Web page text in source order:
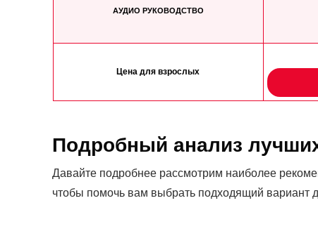
АУДИО РУКОВОДСТВО
Цена для взрослых
Подробный анализ
Давайте подробнее рассмотрим наиболее
чтобы помочь вам выбрать подходящий вариант